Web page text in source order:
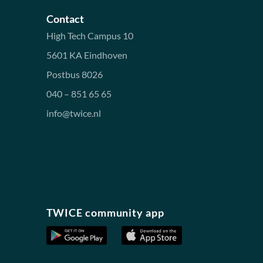
Contact
High Tech Campus 10
5601 KA Eindhoven
Postbus 8026
040 – 851 65 65
info@twice.nl
TWICE community app